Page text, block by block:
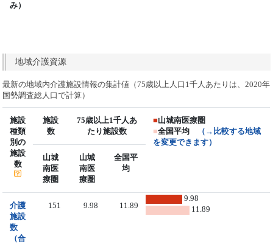
み）
地域介護資源
最新の地域内介護施設情報の集計値（75歳以上人口1千人あたりは、2020年
国勢調査総人口で計算）
施設
種類
別の
施設
数
施設
数
75歳以上1千人あ
たり施設数
■山城南医療圏
■全国平均
（→比較する地域
を変更できます）
山城
南医
療圏
山城
南医
療圏
全国平
均
介護
施設
数
（合
151 9.98 11.89
9.98
11.89